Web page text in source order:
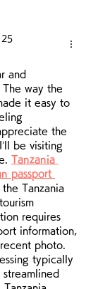
and
way the
it easy to
the
be visiting
Tanzania
passport
Tanzania
requires
information,
photo.
typically